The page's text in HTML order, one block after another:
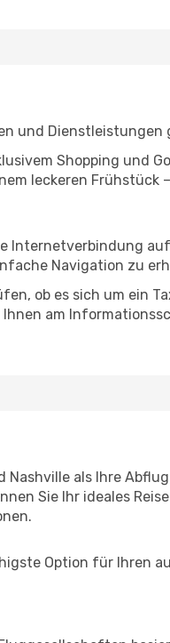
und Dienstleistungen
Shopping und
leckeren Frühstück
Internetverbindung
Navigation zu
ob es sich um ein
am
Nashville als Ihre
Sie Ihr ideales
Option für Ihren